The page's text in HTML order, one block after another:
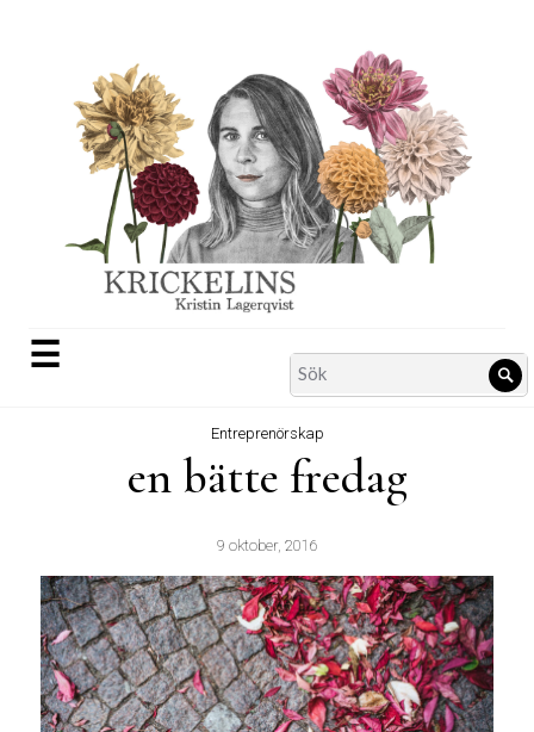
☰
Search
for:
Entreprenörskap
en bätte fredag
9 oktober, 2016